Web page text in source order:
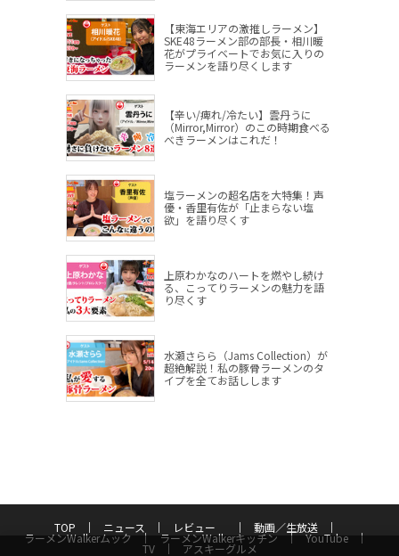
【東海エリアの激推しラーメン】
SKE48ラーメン部の部長・相川暖
花がプライベートでお気に入りの
ラーメンを語り尽くします
【辛い/痺れ/冷たい】雲丹うに
（Mirror,Mirror）のこの時期食べる
べきラーメンはこれだ！
塩ラーメンの超名店を大特集！声
優・香里有佐が「止まらない塩
欲」を語り尽くす
上原わかなのハートを燃やし続け
る、こってりラーメンの魅力を語
り尽くす
水瀬さらら（Jams Collection）が
超絶解説！私の豚骨ラーメンのタ
イプを全てお話しします
TOP ニュース レビュー 動画／生放送
ラーメンWalkerムック ラーメンWalkerキッチン YouTube
TV アスキーグルメ